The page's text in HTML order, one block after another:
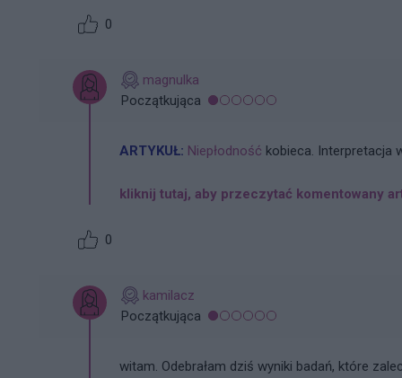
0
magnulka
Początkująca
ARTYKUŁ: Niepłodność kobieca. Interpretacja
kliknij tutaj, aby przeczytać komentowany
0
kamilacz
Początkująca
witam. Odebrałam dziś wyniki badań, które